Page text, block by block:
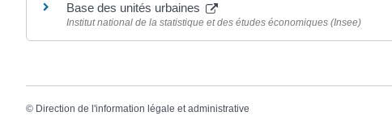
Base des unités urbaines
Institut national de la statistique et des études économiques (Insee)
© Direction de l'information légale et administrative